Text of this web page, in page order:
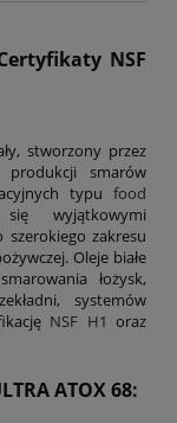
NSF
stworzony przez
smarów
typu food
wyjątkowymi
szerokiego zakresu
Oleje białe
łożysk,
systemów
NSF H1 oraz
ATOX 68: